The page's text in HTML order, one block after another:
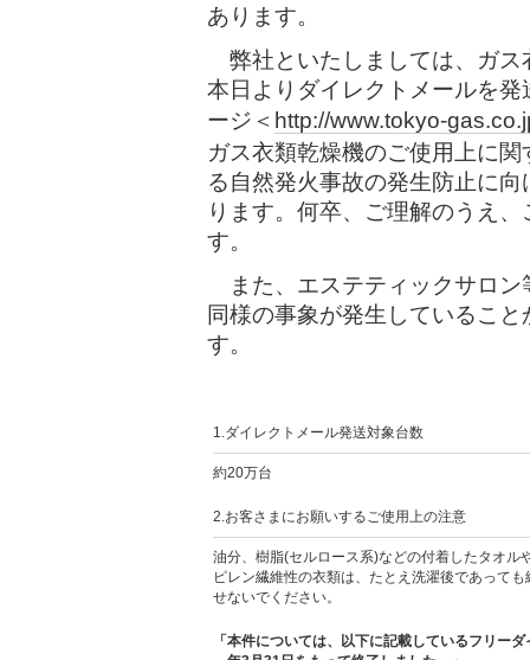
あります。
弊社といたしましては、ガス
本日よりダイレクトメールを
ージ＜ http://www.tokyo-
ガス衣類乾燥機のご使用上に
る自然発火事故の発生防止に
ります。何卒、ご理解のうえ
す。
また、エステティックサロン
同様の事象が発生しているこ
す。
1.ダイレクトメール発送対象台数
約20万台
2.お客さまにお願いするご使用上の注意
油分、樹脂(セルロース系)などの付着したタオル
ピレン繊維性の衣類は、たとえ洗濯後であって
せないでください。
「本件については、以下に記載しているフリー